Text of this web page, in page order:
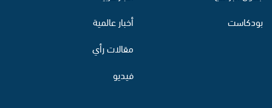
بودكاست
أخبار عالمية
مقالات رأي
فيديو